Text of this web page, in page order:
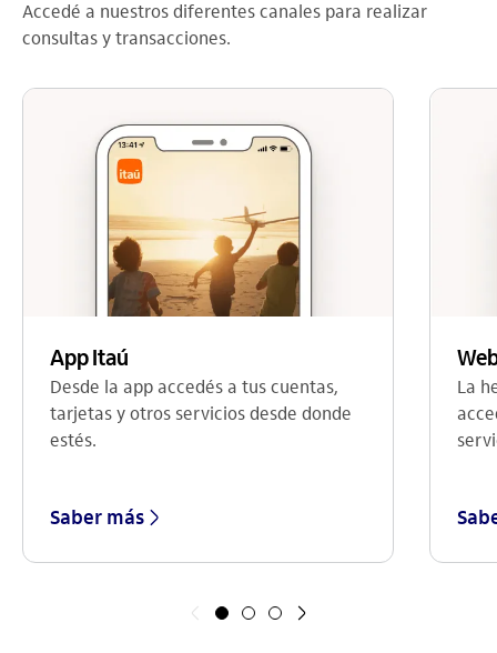
Accedé a nuestros diferentes canales para realizar
consultas y transacciones.
App Itaú
Desde la app accedés a tus cuentas,
tarjetas y otros servicios desde donde
estés.
Saber más
La